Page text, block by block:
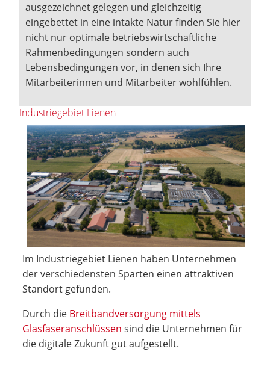
ausgezeichnet gelegen und gleichzeitig
eingebettet in eine intakte Natur finden Sie hier
nicht nur optimale betriebswirtschaftliche
Rahmenbedingungen sondern auch
Lebensbedingungen vor, in denen sich Ihre
Mitarbeiterinnen und Mitarbeiter wohlfühlen.
Industriegebiet Lienen
Im Industriegebiet Lienen haben Unternehmen
der verschiedensten Sparten einen attraktiven
Standort gefunden.
Durch die Breitbandversorgung mittels
Glasfaseranschlüssen sind die Unternehmen für
die digitale Zukunft gut aufgestellt.